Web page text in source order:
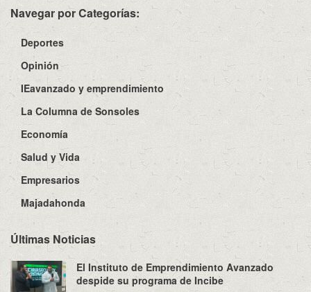
Navegar por Categorías:
Deportes
Opinión
IEavanzado y emprendimiento
La Columna de Sonsoles
Economía
Salud y Vida
Empresarios
Majadahonda
Últimas Noticias
El Instituto de Emprendimiento Avanzado
despide su programa de Incibe